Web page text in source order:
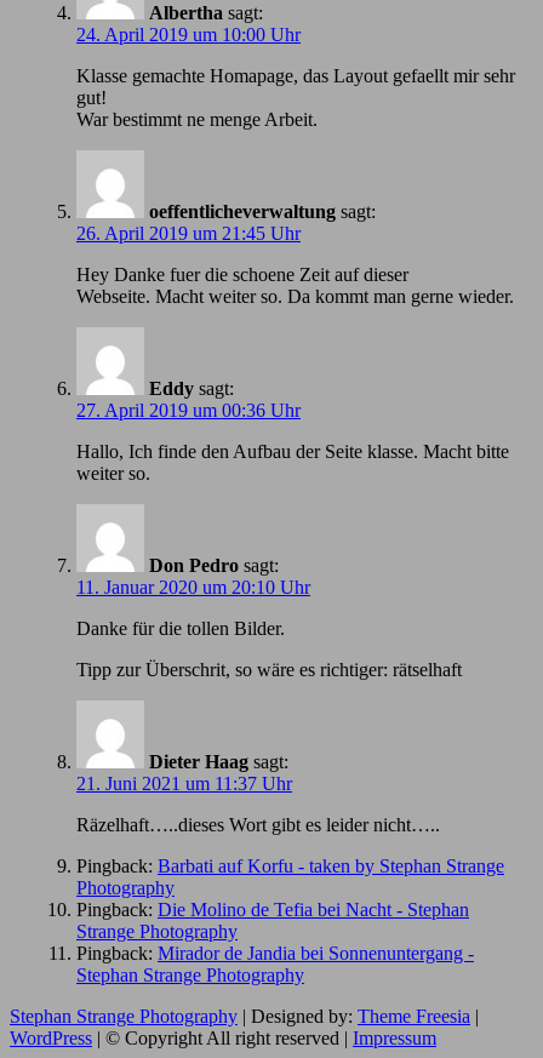
Albertha sagt:
24. April 2019 um 10:00 Uhr
Klasse gemachte Homapage, das Layout gefaellt mir sehr
gut!
War bestimmt ne menge Arbeit.
oeffentlicheverwaltung sagt:
26. April 2019 um 21:45 Uhr
Hey Danke fuer die schoene Zeit auf dieser
Webseite. Macht weiter so. Da kommt man gerne wieder.
Eddy sagt:
27. April 2019 um 00:36 Uhr
Hallo, Ich finde den Aufbau der Seite klasse. Macht bitte
weiter so.
Don Pedro sagt:
11. Januar 2020 um 20:10 Uhr
Danke für die tollen Bilder.
Tipp zur Überschrit, so wäre es richtiger: rätselhaft
Dieter Haag sagt:
21. Juni 2021 um 11:37 Uhr
Räzelhaft…..dieses Wort gibt es leider nicht…..
Pingback: Barbati auf Korfu - taken by Stephan Strange
Photography
Pingback: Die Molino de Tefia bei Nacht - Stephan
Strange Photography
Pingback: Mirador de Jandia bei Sonnenuntergang -
Stephan Strange Photography
Stephan Strange Photography | Designed by: Theme Freesia |
WordPress | © Copyright All right reserved | Impressum